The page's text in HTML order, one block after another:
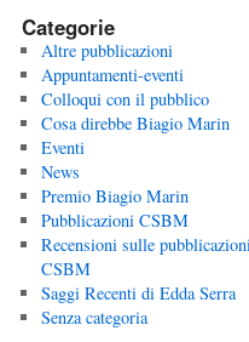
Categorie
Altre pubblicazioni
Appuntamenti-eventi
Colloqui con il pubblico
Cosa direbbe Biagio Marin
Eventi
News
Premio Biagio Marin
Pubblicazioni CSBM
Recensioni sulle
CSBM
Saggi Recenti di Edda Serra
Senza categoria